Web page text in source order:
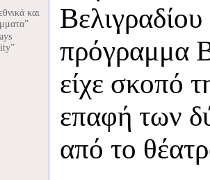
και
πρόγραμμα
είχε σκοπό
επαφή των
από το